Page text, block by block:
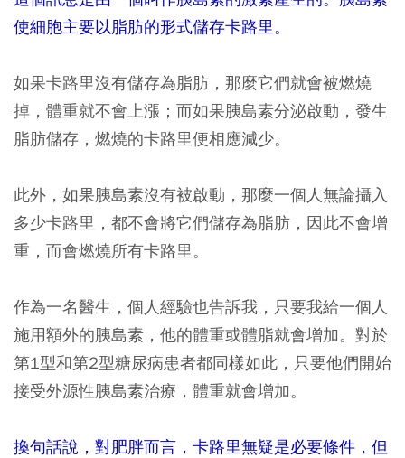
使細胞主要以脂肪的形式儲存卡路里。
如果卡路里沒有儲存為脂肪，那麼它們就會被燃燒
掉，體重就不會上漲；而如果胰島素分泌啟動，發生
脂肪儲存，燃燒的卡路里便相應減少。
此外，如果胰島素沒有被啟動，那麼一個人無論攝入
多少卡路里，都不會將它們儲存為脂肪，因此不會增
重，而會燃燒所有卡路里。
作為一名醫生，個人經驗也告訴我，只要我給一個人
施用額外的胰島素，他的體重或體脂就會增加。對於
第1型和第2型糖尿病患者都同樣如此，只要他們開始
接受外源性胰島素治療，體重就會增加。
換句話說，對肥胖而言，卡路里無疑是必要條件，但